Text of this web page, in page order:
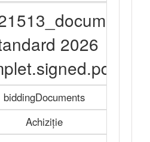
2026
biddingDocuments
Achiziție